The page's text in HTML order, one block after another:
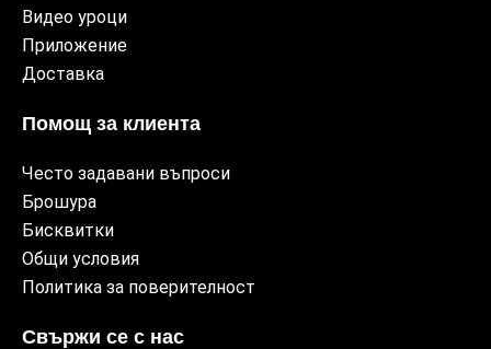
Видео уроци
Приложение
Доставка
Помощ за клиента
Често задавани въпроси
Брошура
Бисквитки
Общи условия
Политика за поверителност
Свържи се с нас